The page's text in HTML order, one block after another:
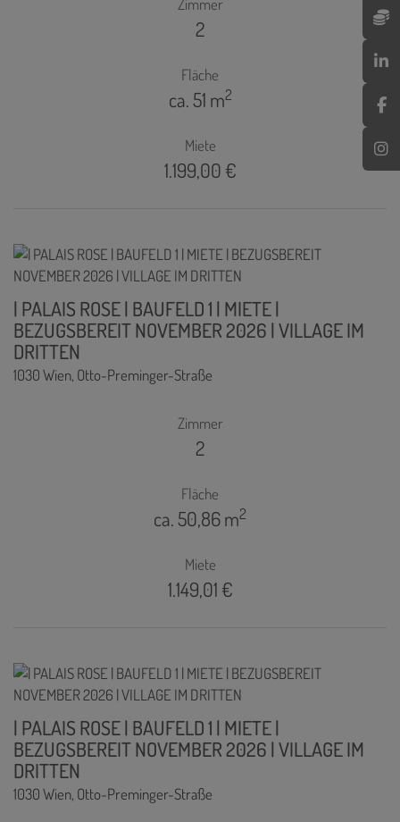
Zimmer
2
Fläche
ca. 51 m2
Miete
1.199,00 €
| PALAIS ROSE | BAUFELD 1 | MIETE |
BEZUGSBEREIT NOVEMBER 2026 | VILLAGE IM
DRITTEN
1030 Wien, Otto-Preminger-Straße
Zimmer
2
Fläche
ca. 50,86 m2
Miete
1.149,01 €
| PALAIS ROSE | BAUFELD 1 | MIETE |
BEZUGSBEREIT NOVEMBER 2026 | VILLAGE IM
DRITTEN
1030 Wien, Otto-Preminger-Straße